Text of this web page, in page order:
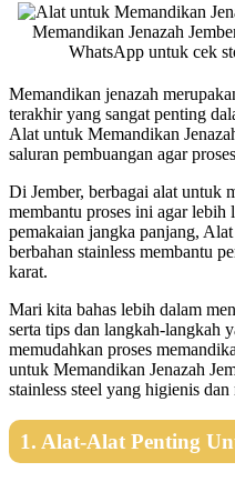
Memandikan Jenazah
WhatsApp untuk cek
Memandikan jenazah
terakhir yang sangat penting
Alat untuk Memandikan
saluran pembuangan agar
Di Jember, berbagai alat untuk
membantu proses ini agar lebih
pemakaian jangka panjang,
berbahan stainless membantu
karat.
Mari kita bahas lebih dalam
serta tips dan langkah-langkah
memudahkan proses
untuk Memandikan Jenazah
stainless steel yang higienis
1. Alat-Alat Penting